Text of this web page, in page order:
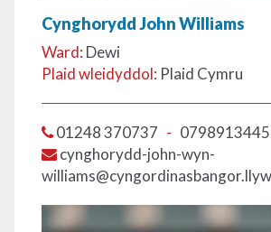
Cynghorydd John Williams
Ward: Dewi
Plaid wleidyddol: Plaid Cymru
01248 370737 -
cynghorydd-john-wyn-